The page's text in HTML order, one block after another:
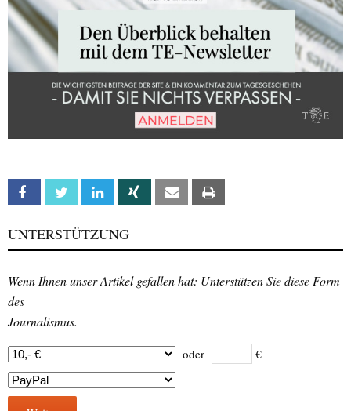
Facebook Twitter Linkedin Xing Email
UNTERSTÜTZUNG
Wenn Ihnen unser Artikel gefallen hat: Unterstützen Sie diese Form
des
Journalismus.
oder €